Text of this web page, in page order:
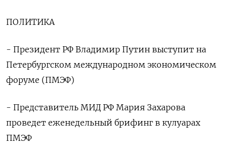
ПОЛИТИКА
- Президент РФ Владимир Путин выступит на
Петербургском международном экономическом
форуме (ПМЭФ)
- Представитель МИД РФ Мария Захарова
проведет еженедельный брифинг в кулуарах
ПМЭФ